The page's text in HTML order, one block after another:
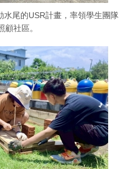
尾的USR計畫，率領學生團隊
社區。